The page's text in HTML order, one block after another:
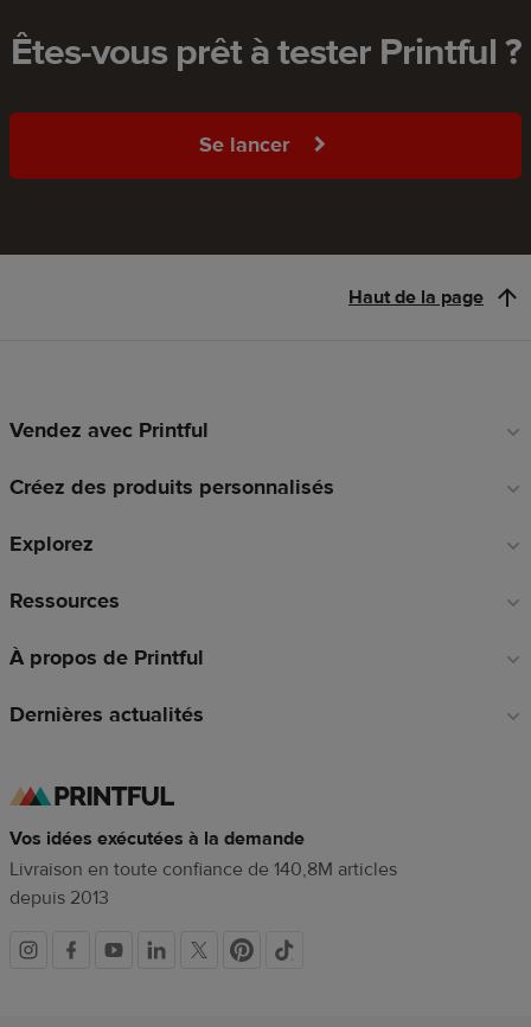
Êtes-vous prêt à tester Printful ?
Se lancer
Haut de la page
Liens
pied
page
Vendez avec Printful
Créez des produits personnalisés
Explorez
Ressources
À propos de Printful
Dernières actualités
Vos idées exécutées à la demande
Livraison en toute confiance de 140,8M articles
depuis 2013
Liens